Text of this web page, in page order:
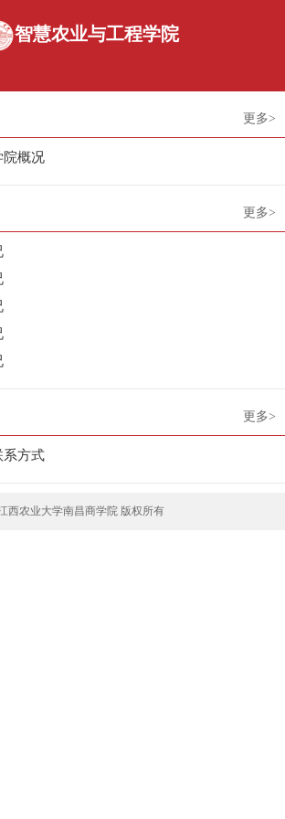
智慧农业与工程学院
更多>
院概况
更多>
更多>
系方式
西农业大学南昌商学院 版权所有